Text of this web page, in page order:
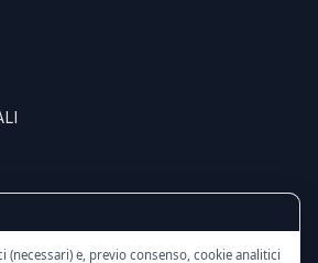
(necessari) e, previo consenso, cookie analitici